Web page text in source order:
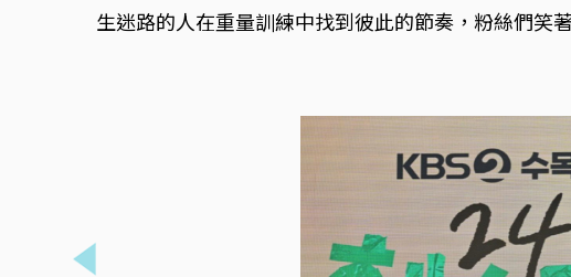
生迷路的人在重量訓練中找到彼此的節奏，粉絲們笑